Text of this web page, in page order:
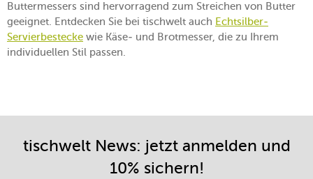
Buttermessers sind hervorragend zum Streichen von Butter
geeignet. Entdecken Sie bei tischwelt auch Echtsilber-
Servierbestecke wie Käse- und Brotmesser, die zu Ihrem
individuellen Stil passen.
tischwelt News: jetzt anmelden und
10% sichern!